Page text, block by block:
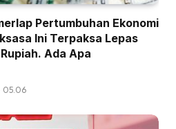
Pertumbuhan Ekonomi
Ini Terpaksa Lepas
Ada Apa
05.06